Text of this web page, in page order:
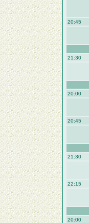
20:45
21:30
20:00
20:45
21:30
22:15
20:00